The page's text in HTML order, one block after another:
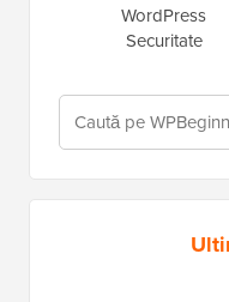
WordPress
Securitate